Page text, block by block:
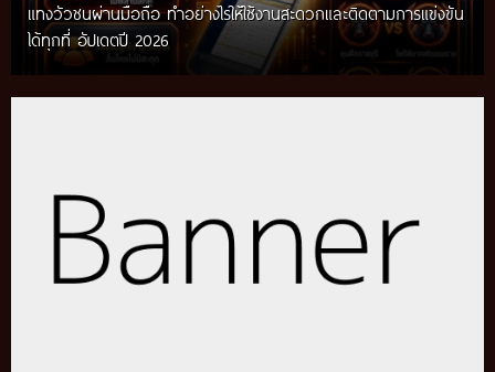
แทงวัวชนผ่านมือถือ ทำอย่างไรให้ใช้งานสะดวกและติดตามการแข่งขัน
ได้ทุกที่ อัปเดตปี 2026